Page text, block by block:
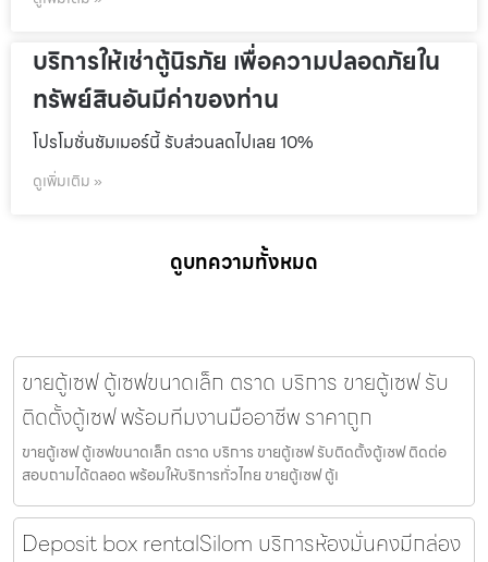
บริการให้เช่าตู้นิรภัย เพื่อความปลอดภัยใน
ทรัพย์สินอันมีค่าของท่าน
โปรโมชั่นชัมเมอร์นี้ รับส่วนลดไปเลย 10%
ดูเพิ่มเติม »
ดูบทความทั้งหมด
ขายตู้เซฟ ตู้เซฟขนาดเล็ก ตราด บริการ ขายตู้เซฟ รับ
ติดตั้งตู้เซฟ พร้อมทีมงานมืออาชีพ ราคาถูก
ขายตู้เซฟ ตู้เซฟขนาดเล็ก ตราด บริการ ขายตู้เซฟ รับติดตั้งตู้เซฟ ติดต่อ
สอบถามได้ตลอด พร้อมให้บริการทั่วไทย ขายตู้เซฟ ตู้เ
Deposit box rentalSilom บริการห้องมั่นคงมีกล่อง